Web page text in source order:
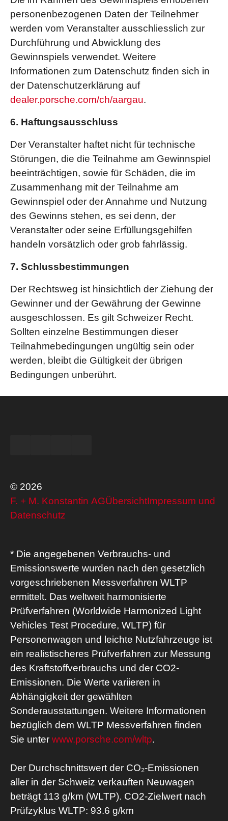
personenbezogenen Daten der Teilnehmer
werden vom Veranstalter ausschliesslich zur
Durchführung und Abwicklung des
Gewinnspiels verwendet. Weitere
Informationen zum Datenschutz finden sich in
der Datenschutzerklärung auf
dealer.porsche.com/ch/aargau.
6. Haftungsausschluss
Der Veranstalter haftet nicht für technische
Störungen, die die Teilnahme am Gewinnspiel
beeinträchtigen, sowie für Schäden, die im
Zusammenhang mit der Teilnahme am
Gewinnspiel oder der Annahme und Nutzung
des Gewinns stehen, es sei denn, der
Veranstalter oder seine Erfüllungsgehilfen
handeln vorsätzlich oder grob fahrlässig.
7. Schlussbestimmungen
Der Rechtsweg ist hinsichtlich der Ziehung der
Gewinner und der Gewährung der Gewinne
ausgeschlossen. Es gilt Schweizer Recht.
Sollten einzelne Bestimmungen dieser
Teilnahmebedingungen ungültig sein oder
werden, bleibt die Gültigkeit der übrigen
Bedingungen unberührt.
© 2026
F. + M. Konstantin AGÜbersichtImpressum und
Datenschutz
* Die angegebenen Verbrauchs- und
Emissionswerte wurden nach den gesetzlich
vorgeschriebenen Messverfahren WLTP
ermittelt. Das weltweit harmonisierte
Prüfverfahren (Worldwide Harmonized Light
Vehicles Test Procedure, WLTP) für
Personenwagen und leichte Nutzfahrzeuge ist
ein realistischeres Prüfverfahren zur Messung
des Kraftstoffverbrauchs und der CO2-
Emissionen. Die Werte variieren in
Abhängigkeit der gewählten
Sonderausstattungen. Weitere Informationen
bezüglich dem WLTP Messverfahren finden
Sie unter www.porsche.com/wltp.
Der Durchschnittswert der CO₂-Emissionen
aller in der Schweiz verkauften Neuwagen
beträgt 113 g/km (WLTP). CO2-Zielwert nach
Prüfzyklus WLTP: 93.6 g/km